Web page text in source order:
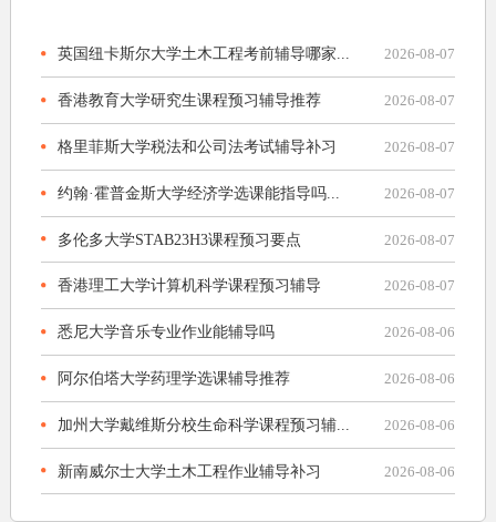
英国纽卡斯尔大学土木工程考前辅导哪家... 2026-08-07
香港教育大学研究生课程预习辅导推荐 2026-08-07
格里菲斯大学税法和公司法考试辅导补习 2026-08-07
约翰·霍普金斯大学经济学选课能指导吗... 2026-08-07
多伦多大学STAB23H3课程预习要点 2026-08-07
香港理工大学计算机科学课程预习辅导 2026-08-07
悉尼大学音乐专业作业能辅导吗 2026-08-06
阿尔伯塔大学药理学选课辅导推荐 2026-08-06
加州大学戴维斯分校生命科学课程预习辅... 2026-08-06
新南威尔士大学土木工程作业辅导补习 2026-08-06